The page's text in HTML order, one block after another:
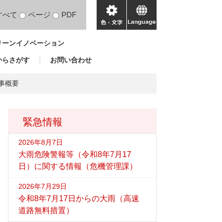
べて ページ PDF
色・
文
language
ンイノベーション
らさがす お問い合わせ
概要
緊急情報
2026年8月7日
大雨危険警報等（令和8年7月17
日）に関する情報（危機管理課）
2026年7月29日
令和8年7月17日からの大雨（高速
道路無料措置）